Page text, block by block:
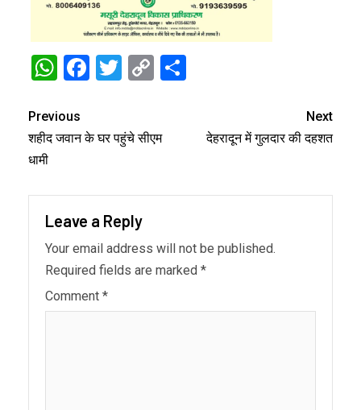
WhatsApp
Facebook
Twitter
Copy
Previous
शहीद जवान के घर पहुंचे सीएम
धामी
Next
देहरादून में गुलदार की दहशत
Leave a Reply
Your email address will not be published.
Required fields are marked *
Comment *